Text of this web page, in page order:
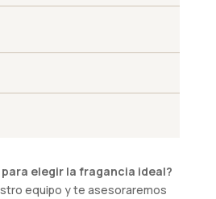
elegir la fragancia ideal?
equipo y te asesoraremos